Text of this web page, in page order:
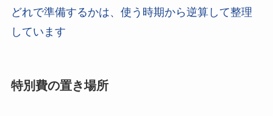
どれで準備するかは、使う時期から逆算して整理
しています
特別費の置き場所